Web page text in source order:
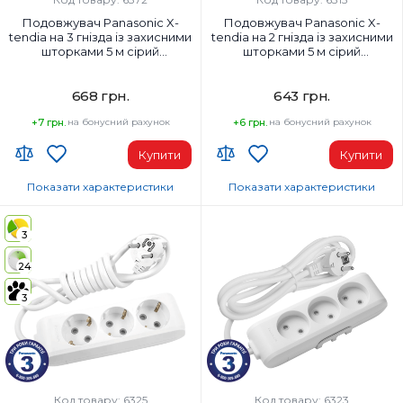
Подовжувач Panasonic X-
tendia на 3 гнізда із захисними
шторками 5 м сірий
668 грн.
+7 грн. на бонусний рахунок
Купити
Країна-виробник товару:
Туреччина
Заземлення:
Без заземлення
Матеріал корпусу:
Пластик
Напруга:
220 В
Колір:
Показати характеристики
Подовжувач Panasonic X-
tendia на 2 гнізда із захисними
шторками 5 м сірий
643 грн.
+6 грн. на бонусний рахунок
Купити
Без заземлення
Матеріал корпусу:
Пластик
Напруга:
220 В
Колір:
Показати характеристики
3
24
3
Код товару: 6325 Код товару: 6323